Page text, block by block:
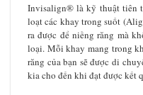
Invisalign® là kỹ thuật tiên
loạt các khay trong suốt
ra được để niềng răng mà
loại. Mỗi khay mang trong
răng của bạn sẽ được di
kia cho đến khi đạt được kết